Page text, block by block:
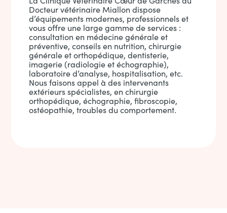
Docteur vétérinaire Miallon dispose
d’équipements modernes, professionnels et
vous offre une large gamme de services :
consultation en médecine générale et
préventive, conseils en nutrition, chirurgie
générale et orthopédique, dentisterie,
imagerie (radiologie et échographie),
laboratoire d’analyse, hospitalisation, etc.
Nous faisons appel à des intervenants
extérieurs spécialistes, en chirurgie
orthopédique, échographie, fibroscopie,
ostéopathie, troubles du comportement.